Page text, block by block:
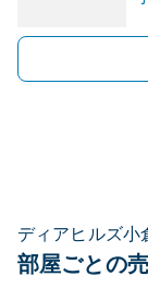
ディアヒルズ小
部屋ごとの